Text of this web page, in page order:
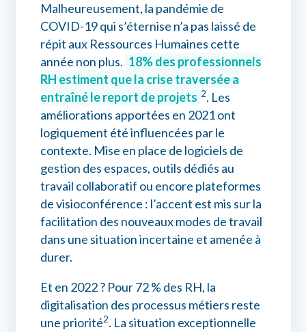
Malheureusement, la pandémie de
COVID-19 qui s’éternise n’a pas laissé de
répit aux Ressources Humaines cette
année non plus. 18% des professionnels
RH estiment que la crise traversée a
entraîné le report de projets 2. Les
améliorations apportées en 2021 ont
logiquement été influencées par le
contexte. Mise en place de logiciels de
gestion des espaces, outils dédiés au
travail collaboratif ou encore plateformes
de visioconférence : l’accent est mis sur la
facilitation des nouveaux modes de travail
dans une situation incertaine et amenée à
durer.
Et en 2022 ? Pour 72 % des RH, la
digitalisation des processus métiers reste
une priorité2. La situation exceptionnelle